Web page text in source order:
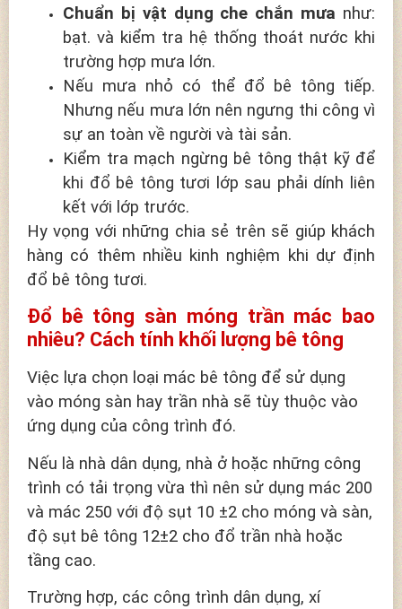
Chuẩn bị vật dụng che chắn mưa như:
bạt. và kiểm tra hệ thống thoát nước khi
trường hợp mưa lớn.
Nếu mưa nhỏ có thể đổ bê tông tiếp.
Nhưng nếu mưa lớn nên ngưng thi công vì
sự an toàn về người và tài sản.
Kiểm tra mạch ngừng bê tông thật kỹ để
khi đổ bê tông tươi lớp sau phải dính liên
kết với lớp trước.
Hy vọng với những chia sẻ trên sẽ giúp khách
hàng có thêm nhiều kinh nghiệm khi dự định
đổ bê tông tươi.
Đổ bê tông sàn móng trần mác bao
nhiêu? Cách tính khối lượng bê tông
Việc lựa chọn loại mác bê tông để sử dụng
vào móng sàn hay trần nhà sẽ tùy thuộc vào
ứng dụng của công trình đó.
Nếu là nhà dân dụng, nhà ở hoặc những công
trình có tải trọng vừa thì nên sử dụng mác 200
và mác 250 với độ sụt 10 ±2 cho móng và sàn,
độ sụt bê tông 12±2 cho đổ trần nhà hoặc
tầng cao.
Trường hợp, các công trình dân dụng, xí